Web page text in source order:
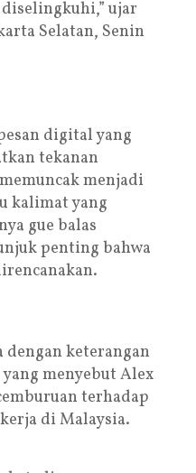
ujar
Selatan, Senin
digital yang
tekanan
menjadi
kalimat yang
gue balas
penting bahwa
dengan keterangan
menyebut Alex
terhadap
di Malaysia.